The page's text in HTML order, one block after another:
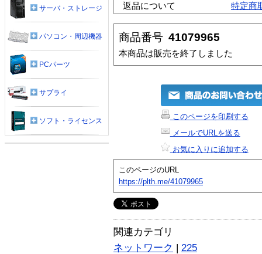
返品について
特定商
商品番号 41079965
本商品は販売を終了しました
このページを印刷する
メールでURLを送る
お気に入りに追加する
このページのURL
https://plth.me/41079965
関連カテゴリ
ネットワーク | 225
サーバ・ストレージ
パソコン・周辺機器
PCパーツ
サプライ
ソフト・ライセンス